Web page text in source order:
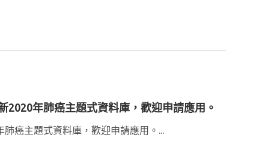
年肺癌主題式資料庫，歡迎申請應用。
癌主題式資料庫，歡迎申請應用。...